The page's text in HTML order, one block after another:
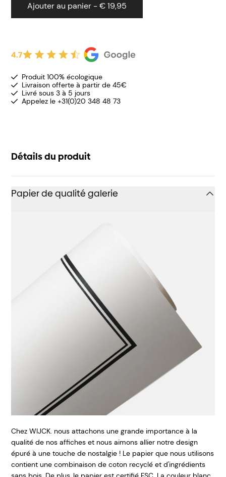
Ajouter au panier - € 19,95
4.7
Produit 100% écologique
Livraison offerte à partir de 45€
Livré sous 3 à 5 jours
Appelez le +31(0)20 348 48 73
Détails du produit
Papier de qualité galerie
Chez WIJCK. nous attachons une grande importance à la
qualité de nos affiches et nous aimons allier notre design
épuré à une touche de nostalgie ! Le papier que nous utilisons
contient une combinaison de coton recyclé et d'ingrédients